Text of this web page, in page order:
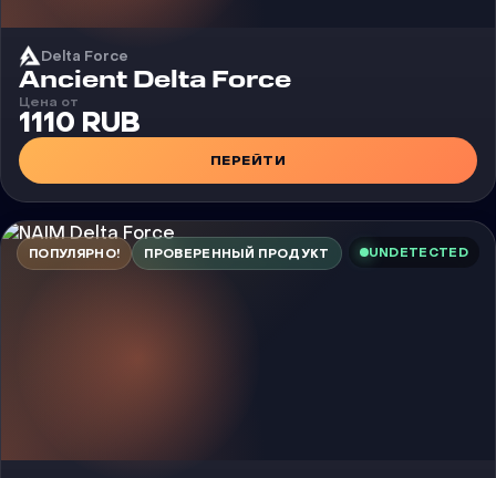
Delta Force
Чит
Ancient Delta Force
Цена от
1110 RUB
ПЕРЕЙТИ
ПОПУЛЯРНО! ПРОВЕРЕННЫЙ ПРОДУКТ UNDETECTED